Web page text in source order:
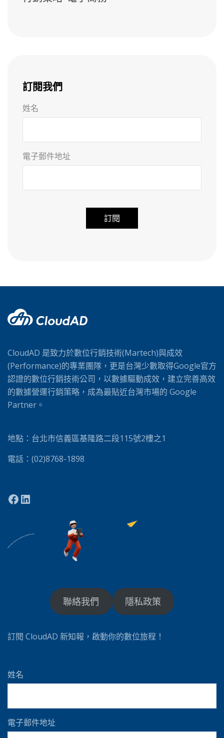
訂閱我們
姓名
電子郵件地址
r
a
t
v
e
:
CloudAD 是致力於數位行銷技術(Martech)與成效
(Performance)的專業團隊，更是台灣少數取得Google官方
認證的數位行銷技術公司，以數據驅動成效，建立完善高效
的數據營運行銷策略，成為最貼近台灣市場的 Google
Partner。
地點：台北市信義區基隆路二段115號2樓之1
電話：(02)8768-1898
聯絡我們 隱私政策
訂閱 CloudAD 新知報，啟動你的數位旅程！
姓名
電子郵件地址